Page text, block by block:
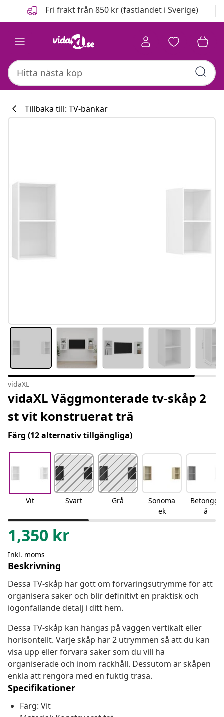
FöregåendeFri frakt från 850 kr (fastlandet i Sverige)
Tillbaka till: TV-bänkar
vidaXL
vidaXL Väggmonterade tv-skåp 2
st vit konstruerat trä
Färg (12 alternativ tillgängliga)
Vit Svart Grå
Sonoma
ek
Betonggr
å
1,350 kr
Inkl. moms
Beskrivning
Dessa TV-skåp har gott om förvaringsutrymme för att
organisera saker och blir definitivt en praktisk och
iögonfallande detalj i ditt hem.
Dessa TV-skåp kan hängas på väggen vertikalt eller
horisontellt. Varje skåp har 2 utrymmen så att du kan
visa upp eller förvara saker som du vill ha
organiserade och inom räckhåll. Dessutom är skåpen
enkla att rengöra med en fuktig trasa.
Specifikationer
Färg: Vit